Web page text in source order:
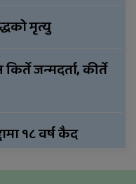
मृत्यु
जन्मदर्ता, कीर्ते
१८ वर्ष कैद